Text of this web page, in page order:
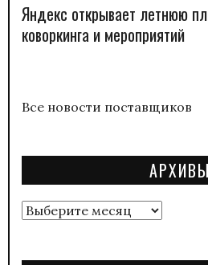
Яндекс открывает летнюю
коворкинга и мероприятий
Все новости поставщиков
АРХИВЫ
Архивы